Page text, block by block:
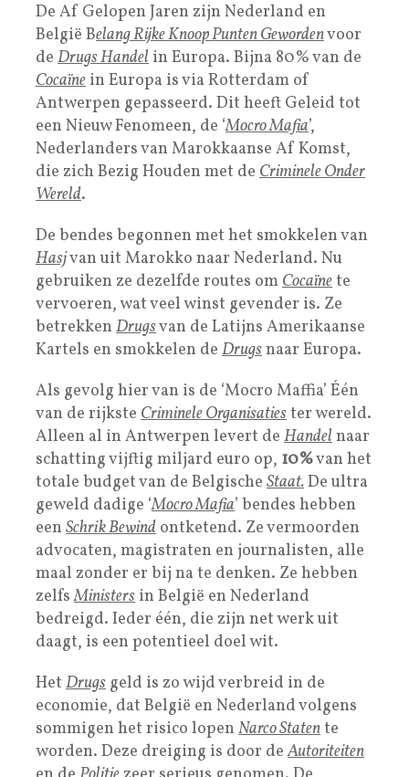
De Af Gelopen Jaren zijn Nederland en
België Belang Rijke Knoop Punten Gewordenvoor
de Drugs Handel in Europa. Bijna 80% van de
Cocaïne in Europa is via Rotterdam of
Antwerpen gepasseerd. Dit heeft Geleid tot
een Nieuw Fenomeen, de ‘Mocro Mafia’,
Nederlanders van Marokkaanse Af Komst,
die zich Bezig Houden met de Criminele Onder
Wereld.
De bendes begonnen met het smokkelen van
Hasjvan uit Marokko naar Nederland. Nu
gebruiken ze dezelfde routes omCocaïnete
vervoeren, wat veel winst gevender is. Ze
betrekken Drugsvan de Latijns Amerikaanse
Kartels en smokkelen de Drugsnaar Europa.
Als gevolg hier van is de ‘Mocro Maffia’ Één
van de rijkste Criminele Organisatiester wereld.
Alleen al in Antwerpen levert de Handelnaar
schatting vijftig miljard euro op, 10%van het
totale budget van de Belgische Staat.De ultra
geweld dadige ‘Mocro Mafia’ bendes hebben
een Schrik Bewind ontketend. Ze vermoorden
advocaten, magistraten en journalisten, alle
maal zonder er bij na te denken. Ze hebben
zelfsMinisters in België en Nederland
bedreigd. Ieder één, die zijn net werk uit
daagt, is een potentieel doel wit.
Het Drugs geld is zo wijd verbreid in de
economie, dat België en Nederland volgens
sommigen het risico lopen Narco Statente
worden. Deze dreiging is door deAutoriteiten